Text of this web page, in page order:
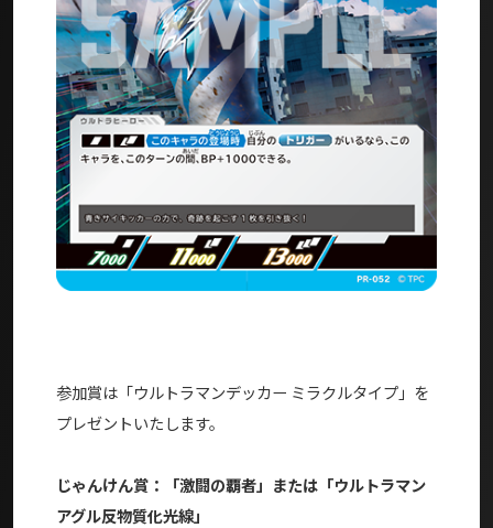
参加賞は「ウルトラマンデッカー ミラクルタイプ」を
プレゼントいたします。
じゃんけん賞：「激闘の覇者」または「ウルトラマン
アグル反物質化光線」